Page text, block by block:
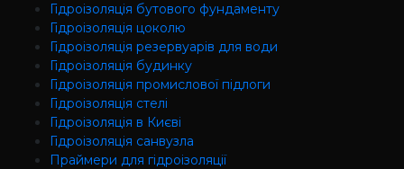
Гідроізоляція бутового фундаменту
Гідроізоляція цоколю
Гідроізоляція резервуарів для води
Гідроізоляція будинку
Гідроізоляція промислової підлоги
Гідроізоляція cтелі
Гідроізоляція в Києві
Гідроізоляція санвузла
Праймери для гідроізоляції